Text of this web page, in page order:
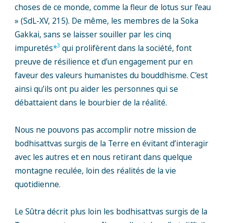
choses de ce monde, comme la fleur de lotus sur l’eau
» (SdL-XV, 215). De même, les membres de la Soka
Gakkai, sans se laisser souiller par les cinq
impuretés*3 qui prolifèrent dans la société, font
preuve de résilience et d’un engagement pur en
faveur des valeurs humanistes du bouddhisme. C’est
ainsi qu’ils ont pu aider les personnes qui se
débattaient dans le bourbier de la réalité.
Nous ne pouvons pas accomplir notre mission de
bodhisattvas surgis de la Terre en évitant d’interagir
avec les autres et en nous retirant dans quelque
montagne reculée, loin des réalités de la vie
quotidienne.
Le Sûtra décrit plus loin les bodhisattvas surgis de la